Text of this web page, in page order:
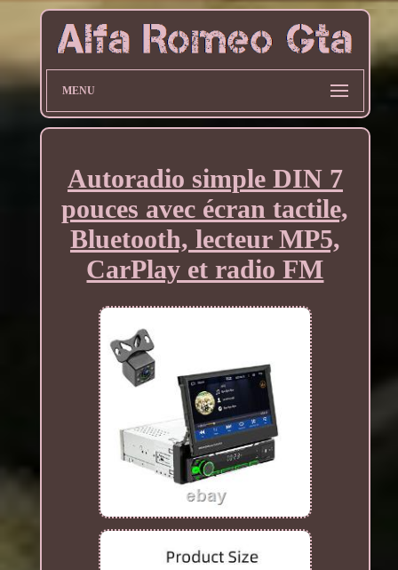
MENU
Autoradio simple DIN 7
pouces avec écran tactile,
Bluetooth, lecteur MP5,
CarPlay et radio FM